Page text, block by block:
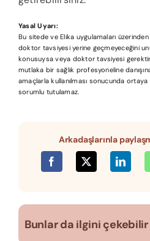
Yasal Uyarı:
Bu sitede ve Elika uygulamaları
doktor tavsiyesi yerine geçmeyeceğini
konusuysa veya doktor tavsiyesi
mutlaka bir sağlık profesyoneline
amaçlarla kullanılması sonucunda
sorumlu tutulamaz.
Arkadaşlarınla
Bunlar da ilgini çekebilir